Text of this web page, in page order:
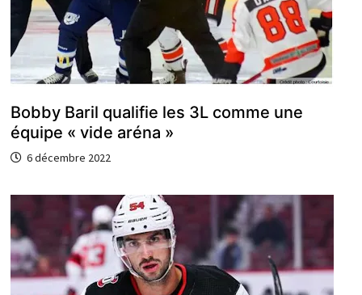
Bobby Baril qualifie les 3L comme une
équipe « vide aréna »
6 décembre 2022